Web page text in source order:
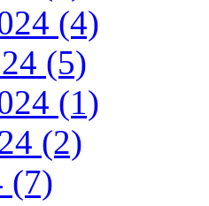
(4)
(5)
(1)
(2)
(7)